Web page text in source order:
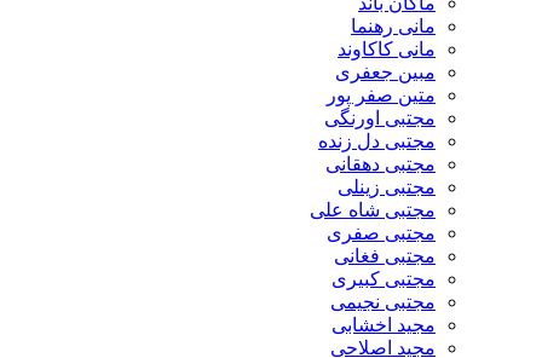
مانی رهنما
مانی کاکاوند
مبین جعفری
متین صفر پور
مجتبی اورنگی
مجتبی دل زنده
مجتبی دهقانی
مجتبی زینلی
مجتبی شاه علی
مجتبی صفری
مجتبی فغانی
مجتبی کبیری
مجتبی نجیمی
مجید اخشابی
مجید اصلاحی